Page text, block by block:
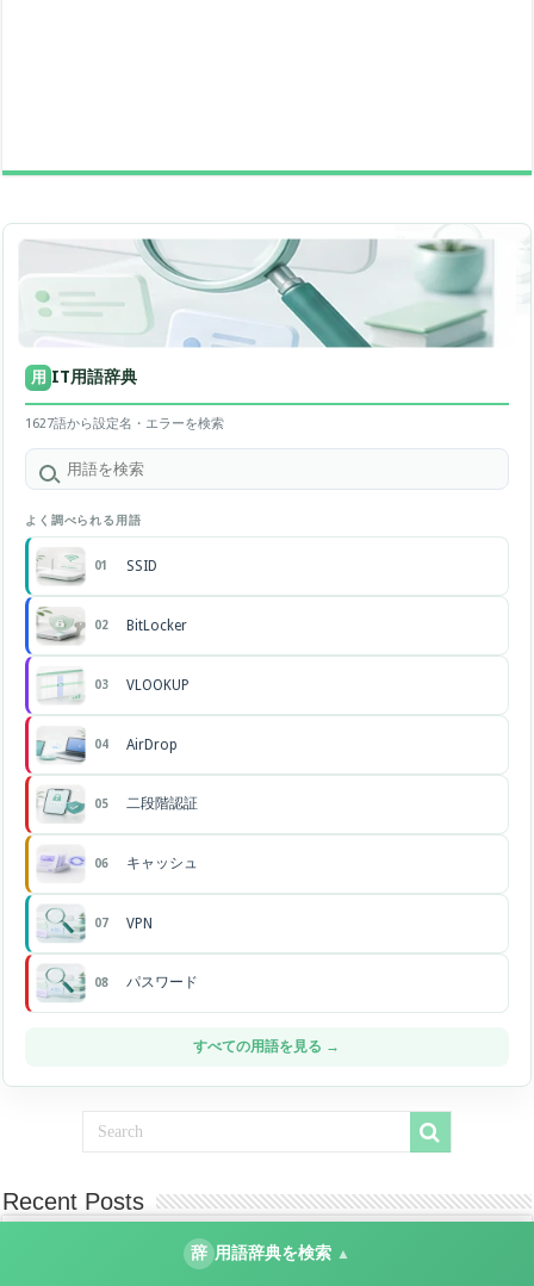
用 IT用語辞典
1627語から設定名・エラーを検索
よく調べられる用語
01 SSID
02 BitLocker
03 VLOOKUP
04 AirDrop
05 二段階認証
06 キャッシュ
07 VPN
08 パスワード
すべての用語を見る →
Recent Posts
GビズIDでマイナンバーカードが読み取れない時の対
辞 用語辞典を検索 ▲